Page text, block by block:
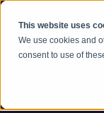
This website uses
We use cookies and
consent to use of
Vai al contenuto